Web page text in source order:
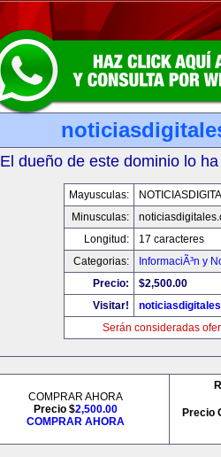
El dueño de este dominio lo
Mayusculas:
Minusculas:
Longitud:
17 caracteres
Categorias:
InformaciÃ³n y
Precio:
$2,500.00
Visitar!
Serán consideradas
COMPRAR AHORA
Precio $2,500.00
COMPRAR AHORA
Precio